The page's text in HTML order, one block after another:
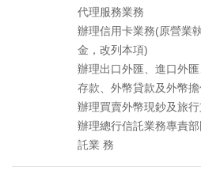
代理服務業務
辦理信用卡業務(原營業
金，改列本項)
辦理出口外匯、進口外
存款、外幣貸款及外幣
辦理買賣外幣現鈔及旅
辦理總行信託業務專責
託業 務